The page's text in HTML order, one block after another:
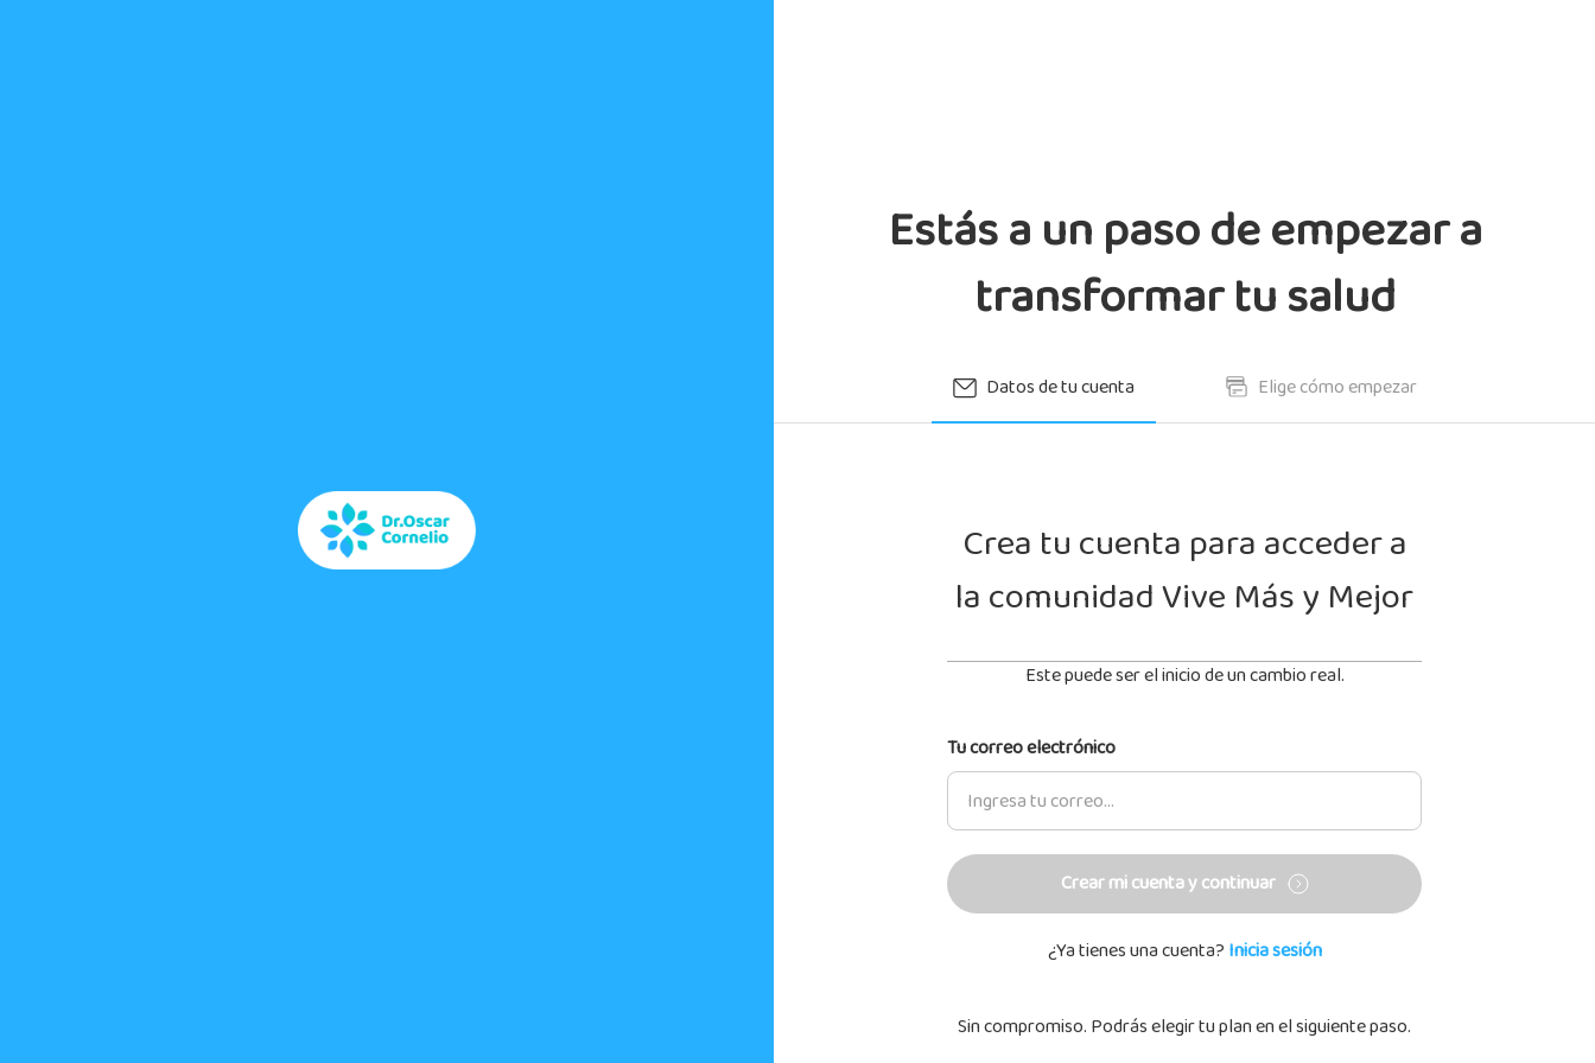
Estás a un paso de empezar a
transformar tu salud
Datos de tu cuenta Elige cómo empezar
Crea tu cuenta para acceder a
la comunidad Vive Más y Mejor
Este puede ser el inicio de un cambio real.
Tu correo electrónico
Crear mi cuenta y continuar
¿Ya tienes una cuenta? Inicia sesión
Sin compromiso. Podrás elegir tu plan en el siguiente paso.